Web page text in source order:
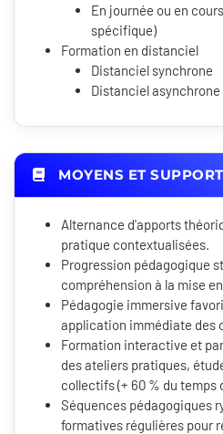
En journée ou en
spécifique)
Formation en distanciel
Distanciel synchrone
Distanciel asynchrone
MOYENS ET
Alternance d'apports
pratique contextualisées.
Progression pédagogique
compréhension à la mise
Pédagogie immersive
application immédiate des
Formation interactive et
des ateliers pratiques,
collectifs (+ 60 % du temps
Séquences pédagogiques
formatives régulières pour